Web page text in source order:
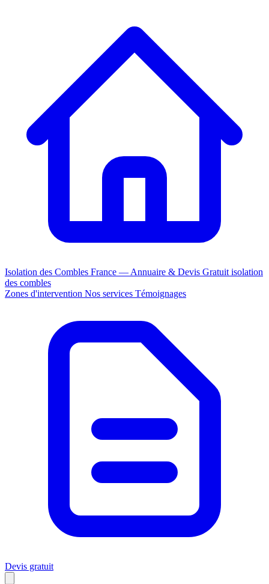
Isolation des Combles France — Annuaire & Devis Gratuit isolation
des combles
Zones d'intervention Nos services Témoignages
Devis gratuit